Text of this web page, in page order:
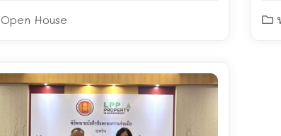
Open House